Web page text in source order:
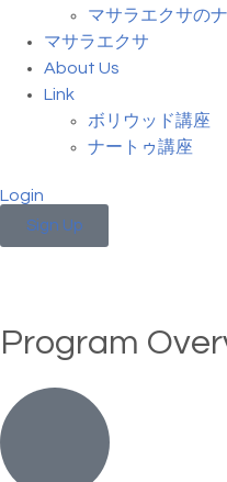
マサラエクサの
マサラエクサ
About Us
Link
ボリウッド講座
ナートゥ講座
Login
Sign Up
Program